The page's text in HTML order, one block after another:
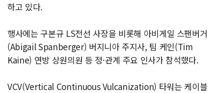
하고 있다.
행사에는 구본규 LS전선 사장을 비롯해 아비게일 스팬버거
(Abigail Spanberger) 버지니아 주지사, 팀 케인(Tim
Kaine) 연방 상원의원 등 정·관계 주요 인사가 참석했다.
VCV(Vertical Continuous Vulcanization) 타워는 케이블